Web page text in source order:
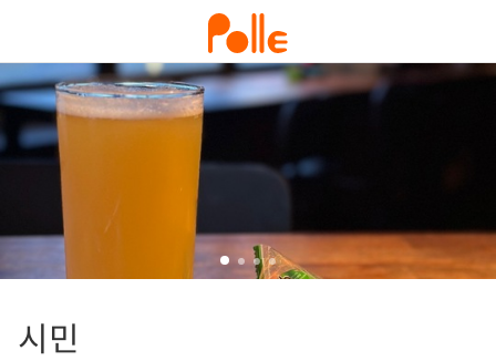
시민